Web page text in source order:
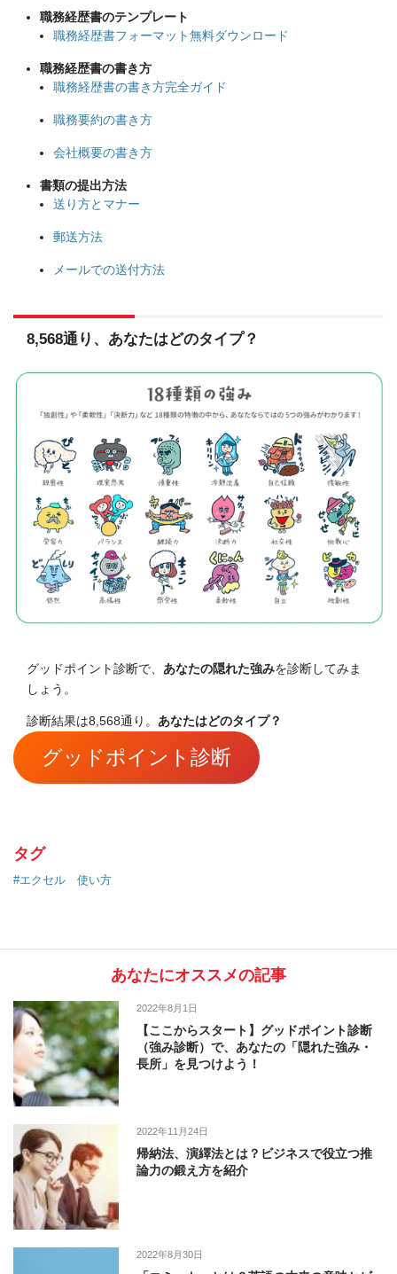
職務経歴書のテンプレート
職務経歴書フォーマット無料ダウンロード
職務経歴書の書き方
職務経歴書の書き方完全ガイド
職務要約の書き方
会社概要の書き方
書類の提出方法
送り方とマナー
郵送方法
メールでの送付方法
8,568通り、あなたはどのタイプ？
グッドポイント診断で、 あなたの隠れた強みを診断してみま
しょう。
診断結果は8,568通り。 あなたはどのタイプ？
グッドポイント診断
タグ
#エクセル 使い方
あなたにオススメの記事
2022年8月1日
【ここからスタート】グッドポイント診断
（強み診断）で、あなたの「隠れた強み・
長所」を見つけよう！
2022年11月24日
帰納法、演繹法とは？ビジネスで役立つ推
論力の鍛え方を紹介
2022年8月30日